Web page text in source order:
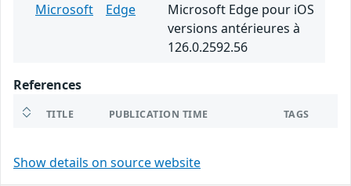
Microsoft
Edge
Microsoft Edge pour iOS
versions antérieures à
126.0.2592.56
References
TITLE PUBLICATION TIME TAGS
Show details on source website